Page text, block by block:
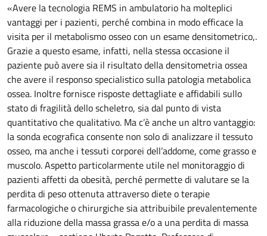
«Avere la tecnologia REMS in ambulatorio ha molteplici
vantaggi per i pazienti, perché combina in modo efficace la
visita per il metabolismo osseo con un esame densitometrico,.
Grazie a questo esame, infatti, nella stessa occasione il
paziente può avere sia il risultato della densitometria ossea
che avere il responso specialistico sulla patologia metabolica
ossea. Inoltre fornisce risposte dettagliate e affidabili sullo
stato di fragilità dello scheletro, sia dal punto di vista
quantitativo che qualitativo. Ma c’è anche un altro vantaggio:
la sonda ecografica consente non solo di analizzare il tessuto
osseo, ma anche i tessuti corporei dell’addome, come grasso e
muscolo. Aspetto particolarmente utile nel monitoraggio di
pazienti affetti da obesità, perché permette di valutare se la
perdita di peso ottenuta attraverso diete o terapie
farmacologiche o chirurgiche sia attribuibile prevalentemente
alla riduzione della massa grassa e/o a una perdita di massa